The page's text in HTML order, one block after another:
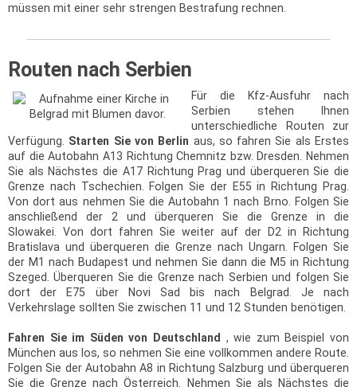
müssen mit einer sehr strengen Bestrafung rechnen.
Routen nach Serbien
Für die Kfz-Ausfuhr nach
Serbien stehen Ihnen
unterschiedliche Routen zur
Verfügung. Starten Sie von Berlin aus, so fahren Sie als Erstes
auf die Autobahn A13 Richtung Chemnitz bzw. Dresden. Nehmen
Sie als Nächstes die A17 Richtung Prag und überqueren Sie die
Grenze nach Tschechien. Folgen Sie der E55 in Richtung Prag.
Von dort aus nehmen Sie die Autobahn 1 nach Brno. Folgen Sie
anschließend der 2 und überqueren Sie die Grenze in die
Slowakei. Von dort fahren Sie weiter auf der D2 in Richtung
Bratislava und überqueren die Grenze nach Ungarn. Folgen Sie
der M1 nach Budapest und nehmen Sie dann die M5 in Richtung
Szeged. Überqueren Sie die Grenze nach Serbien und folgen Sie
dort der E75 über Novi Sad bis nach Belgrad. Je nach
Verkehrslage sollten Sie zwischen 11 und 12 Stunden benötigen.
Fahren Sie im Süden von Deutschland , wie zum Beispiel von
München aus los, so nehmen Sie eine vollkommen andere Route.
Folgen Sie der Autobahn A8 in Richtung Salzburg und überqueren
Sie die Grenze nach Österreich. Nehmen Sie als Nächstes die